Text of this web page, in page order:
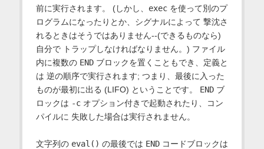
前に実行されます。 (しかし、 execを使って別のプ
ログラムになったりとか、シグナルによって 撃沈さ
れるときはそうではありません--(できるものなら)
自分で トラップしなければなりません。) ファイル
内に複数の ENDブロックを置くこともでき、定義と
は 逆の順序で実行されます; つまり、最後に入った
ものが最初に出る (LIFO) ということです。 ENDブ
ロックは -cオプション付きで起動されたり、コン
パイルに 失敗した場合は実行されません。
文字列の eval() の最後では ENDコードブロックは